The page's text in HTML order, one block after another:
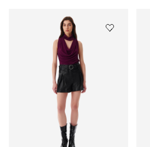
Обувь и